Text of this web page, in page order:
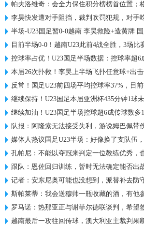
帕夫洛维奇：会全力保住积分榜榜首位置；
李昊快发遭对手阻挡，裁判吹罚犯规，对手
半场-U23国足暂0-0越南 李昊救险+造黄牌
目前半场0-0！越南U23此前4战全胜，3场比
控球率占优！U23国足半场数据：控球率超6
本届26次扑救！李昊上半场飞扑任意球+出击化
反常！国足U23前四场平均控球率37%，目
继续保持！U23国足本届亚洲杯435分钟1球
继续加油！U23国足半场控球超6成传球数多
队报：阿隆索无法接受失利，游说姆巴佩带伤
媒体人热议国足U23半场：好像换了支队伍，
孔帕尼：不能以夺冠来判定一位教练优秀，也
跟队：恩佐回归训练，暂时无法确定能否出
记者：安东尼奥可能也没想到，派替补去防守
斯帕莱蒂：我会送穆帅一瓶收藏的酒，有他参
罗马诺：热那亚正与谢菲尔德联谈判，希望
越南最后一攻往回传球，澳大利亚主裁判果